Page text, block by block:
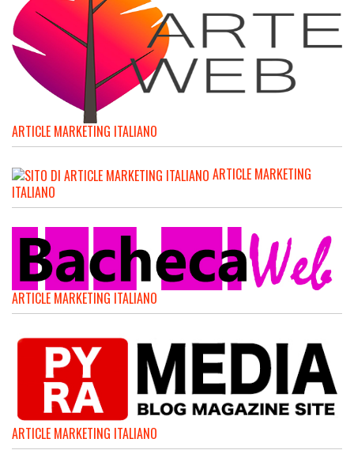
ARTICLE MARKETING ITALIANO
ARTICLE MARKETING
ITALIANO
ARTICLE MARKETING ITALIANO
ARTICLE MARKETING ITALIANO